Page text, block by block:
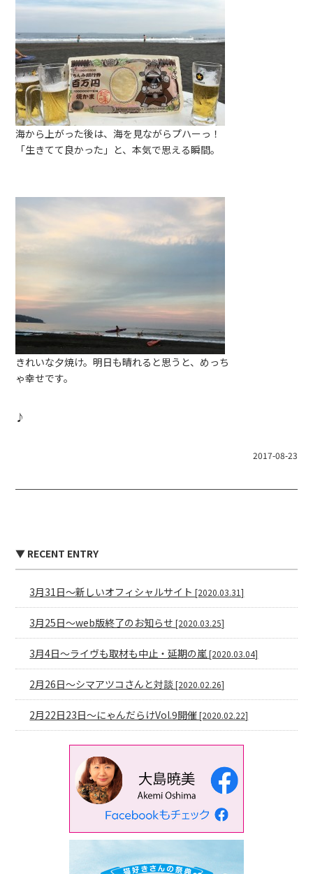
海から上がった後は、海を見ながらプハーっ！
「生きてて良かった」と、本気で思える瞬間。
きれいな夕焼け。明日も晴れると思うと、めっち
ゃ幸せです。
♪
2017-08-23
▼ RECENT ENTRY
3月31日〜新しいオフィシャルサイト[2020.03.31]
3月25日〜web版終了のお知らせ[2020.03.25]
3月4日〜ライヴも取材も中止・延期の嵐[2020.03.04]
2月26日〜シマアツコさんと対談[2020.02.26]
2月22日23日〜にゃんだらけVol.9開催[2020.02.22]